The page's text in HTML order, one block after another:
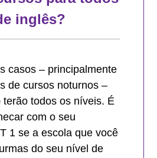
inglês?
casos – principalmente
de cursos noturnos –
terão todos os níveis. É
com o seu
1 se a escola que você
do seu nível de